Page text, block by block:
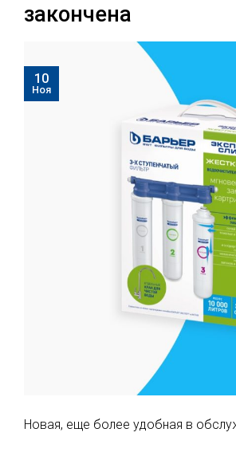
закончена
10
Ноя
Новая, еще более удобная в